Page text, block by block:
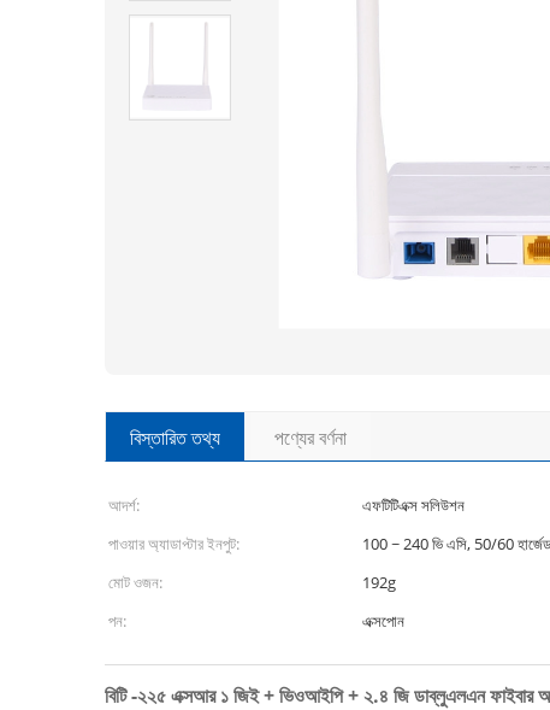
বিস্তারিত তথ্য পণ্যের বর্ণনা
আদর্শ: এফটিটিএক্স সলিউশন
পাওয়ার অ্যাডাপ্টার ইনপুট:
100 ~ 240 ভি এসি, 50/60 হার্জেড
মোট ওজন:
192g
পন:
এক্সপোন
বিটি -২২৫ এক্সআর ১ জিই + ভিওআইপি + ২.৪ জি ​​ডাব্লুএলএন